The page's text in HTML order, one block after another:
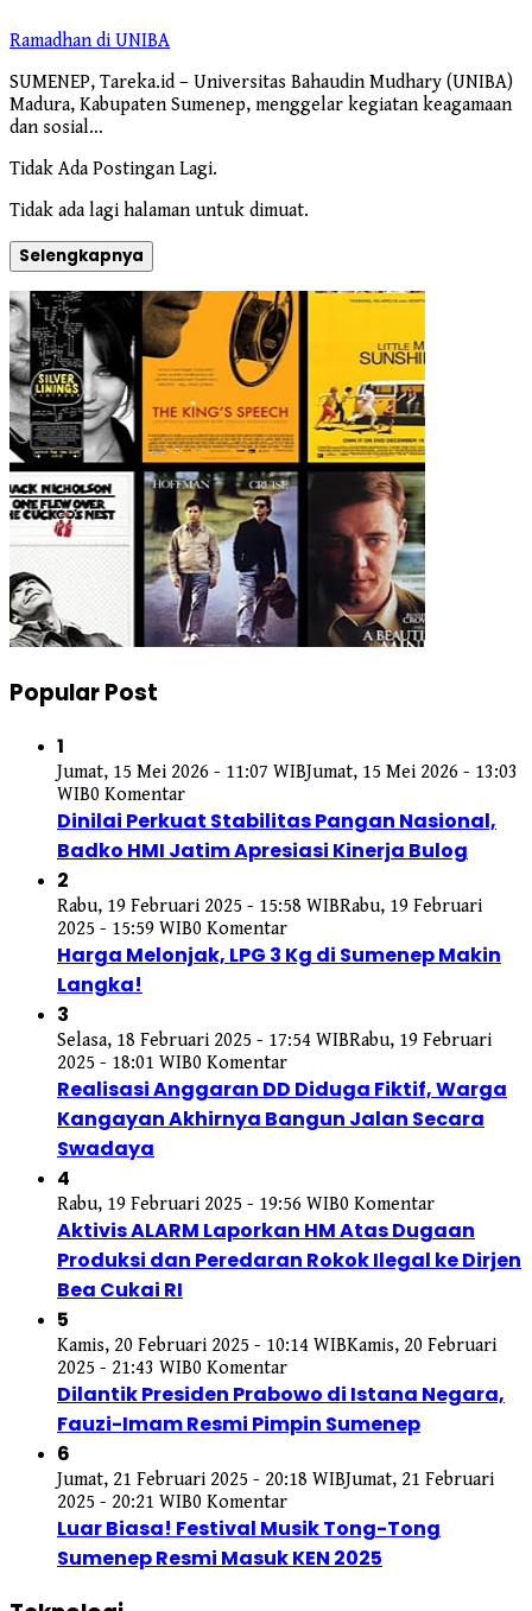
Ramadhan di UNIBA
SUMENEP, Tareka.id – Universitas Bahaudin Mudhary (UNIBA)
Madura, Kabupaten Sumenep, menggelar kegiatan keagamaan
dan sosial…
Tidak Ada Postingan Lagi.
Tidak ada lagi halaman untuk dimuat.
Selengkapnya
Popular Post
1
Jumat, 15 Mei 2026 - 11:07 WIBJumat, 15 Mei 2026 - 13:03
WIB0 Komentar
Dinilai Perkuat Stabilitas Pangan Nasional,
Badko HMI Jatim Apresiasi Kinerja Bulog
2
Rabu, 19 Februari 2025 - 15:58 WIBRabu, 19 Februari
2025 - 15:59 WIB0 Komentar
Harga Melonjak, LPG 3 Kg di Sumenep Makin
Langka!
3
Selasa, 18 Februari 2025 - 17:54 WIBRabu, 19 Februari
2025 - 18:01 WIB0 Komentar
Realisasi Anggaran DD Diduga Fiktif, Warga
Kangayan Akhirnya Bangun Jalan Secara
Swadaya
4
Rabu, 19 Februari 2025 - 19:56 WIB0 Komentar
Aktivis ALARM Laporkan HM Atas Dugaan
Produksi dan Peredaran Rokok Ilegal ke Dirjen
Bea Cukai RI
5
Kamis, 20 Februari 2025 - 10:14 WIBKamis, 20 Februari
2025 - 21:43 WIB0 Komentar
Dilantik Presiden Prabowo di Istana Negara,
Fauzi-Imam Resmi Pimpin Sumenep
6
Jumat, 21 Februari 2025 - 20:18 WIBJumat, 21 Februari
2025 - 20:21 WIB0 Komentar
Luar Biasa! Festival Musik Tong-Tong
Sumenep Resmi Masuk KEN 2025